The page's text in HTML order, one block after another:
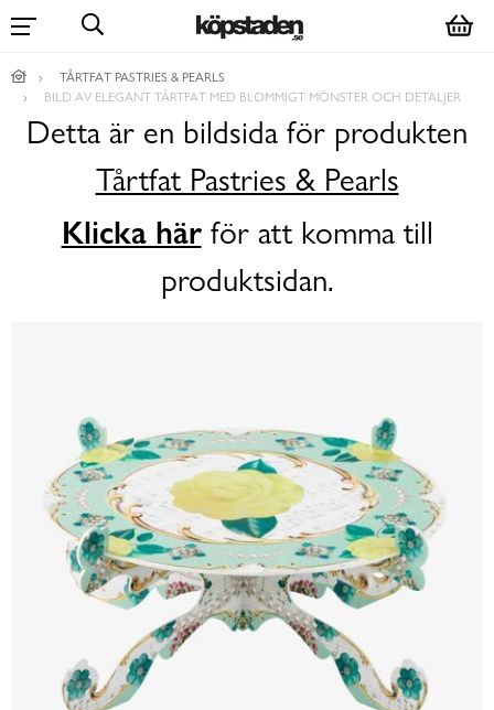
TÅRTFAT PASTRIES & PEARLS
BILD AV ELEGANT TÅRTFAT MED BLOMMIGT MÖNSTER OCH DETALJER
Detta är en bildsida för produkten
Tårtfat Pastries & Pearls
Klicka härför att komma till
produktsidan.